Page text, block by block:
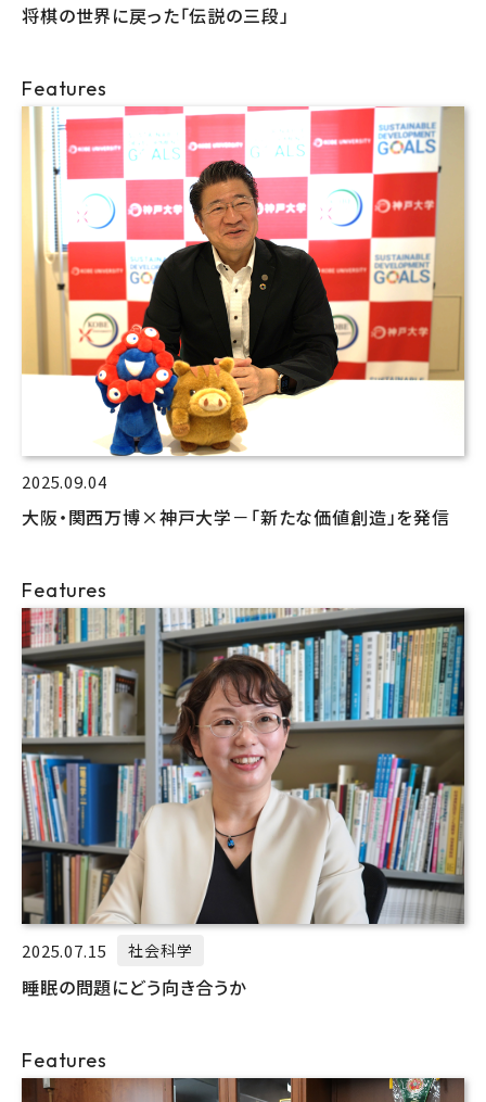
将棋の世界に戻った「伝説の三段」
Features
2025.09.04
大阪・関西万博×神戸大学－「新たな価値創造」を発信
Features
2025.07.15 社会科学
睡眠の問題にどう向き合うか
Features